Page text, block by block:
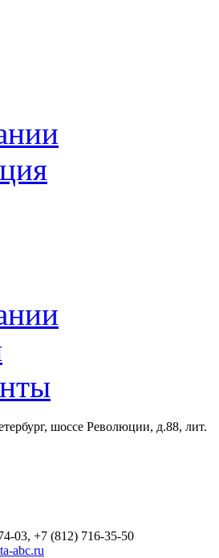
шоссе Революции, д.88, лит.
03, +7 (812) 716-35-50
abc.ru